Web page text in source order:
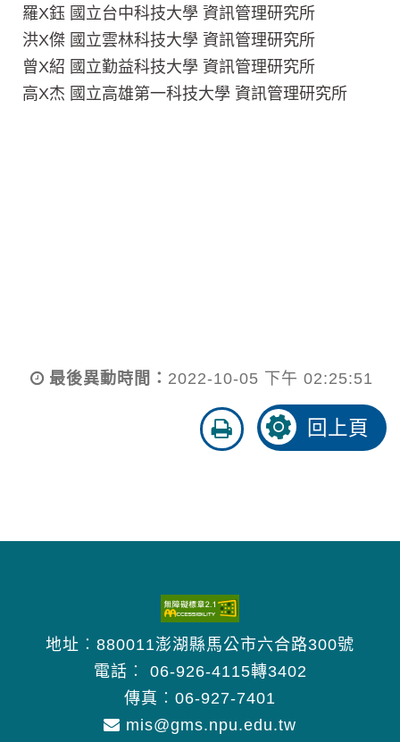
羅X鈺 國立台中科技大學 資訊管理研究所
洪X傑 國立雲林科技大學 資訊管理研究所
曾X紹 國立勤益科技大學 資訊管理研究所
高X杰 國立高雄第一科技大學 資訊管理研究所
最後異動時間： 2022-10-05 下午 02:25:51
友
善
回上頁
地址︰880011澎湖縣馬公市六合路300號
電話︰ 06-926-4115轉3402
傳真︰06-927-7401
mis@gms.npu.edu.tw